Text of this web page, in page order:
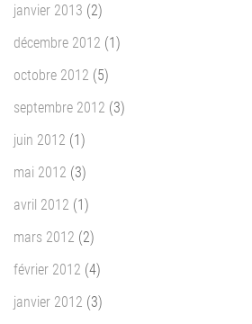
janvier 2013 (2)
décembre 2012 (1)
octobre 2012 (5)
septembre 2012 (3)
juin 2012 (1)
mai 2012 (3)
avril 2012 (1)
mars 2012 (2)
février 2012 (4)
janvier 2012 (3)